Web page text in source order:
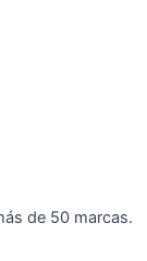
de 50 marcas.